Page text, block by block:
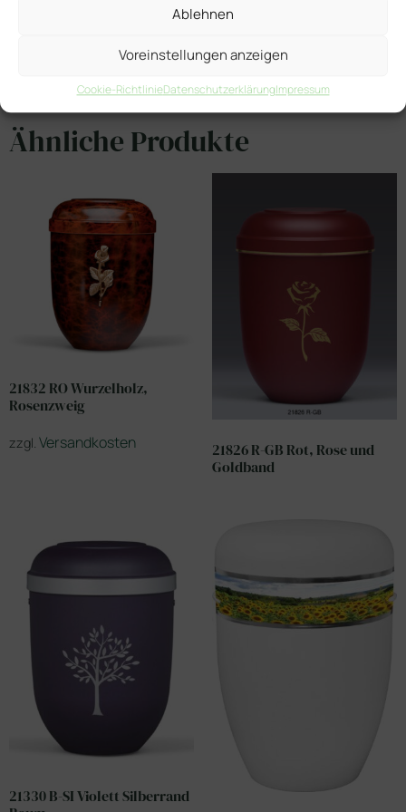
Ablehnen
Voreinstellungen anzeigen
Cookie-RichtlinieDatenschutzerklärungImpressum
Ähnliche Produkte
21832 RO Wurzelholz,
Rosenzweig
zzgl. Versandkosten
21826 R-GB Rot, Rose und
Goldband
21330 B-SI Violett Silberrand